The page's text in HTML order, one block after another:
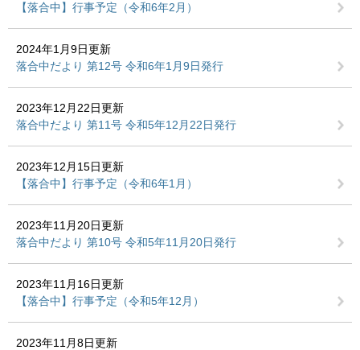
【落合中】行事予定（令和6年2月）
2024年1月9日更新
落合中だより 第12号 令和6年1月9日発行
2023年12月22日更新
落合中だより 第11号 令和5年12月22日発行
2023年12月15日更新
【落合中】行事予定（令和6年1月）
2023年11月20日更新
落合中だより 第10号 令和5年11月20日発行
2023年11月16日更新
【落合中】行事予定（令和5年12月）
2023年11月8日更新